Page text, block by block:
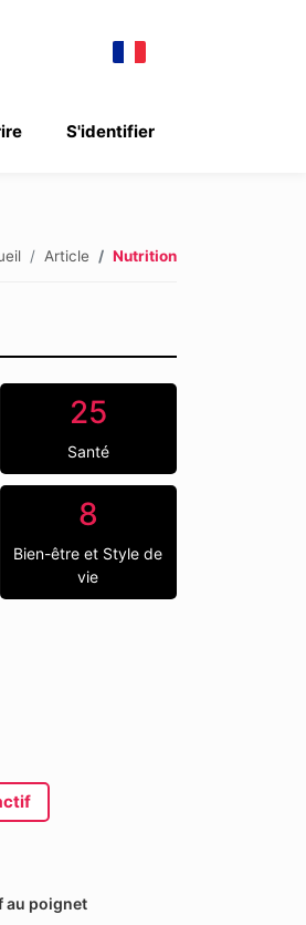
S'identifier
Article Nutrition
25
Santé
8
Bien-être et Style de
vie
au poignet